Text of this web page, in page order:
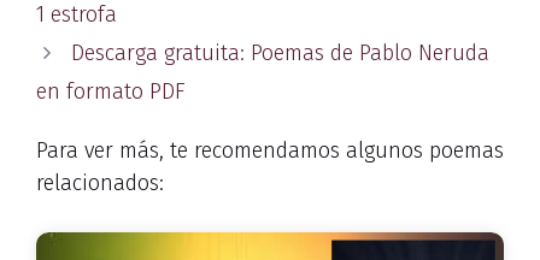
1 estrofa
Descarga gratuita: Poemas de Pablo Neruda
en formato PDF
Para ver más, te recomendamos algunos poemas
relacionados: